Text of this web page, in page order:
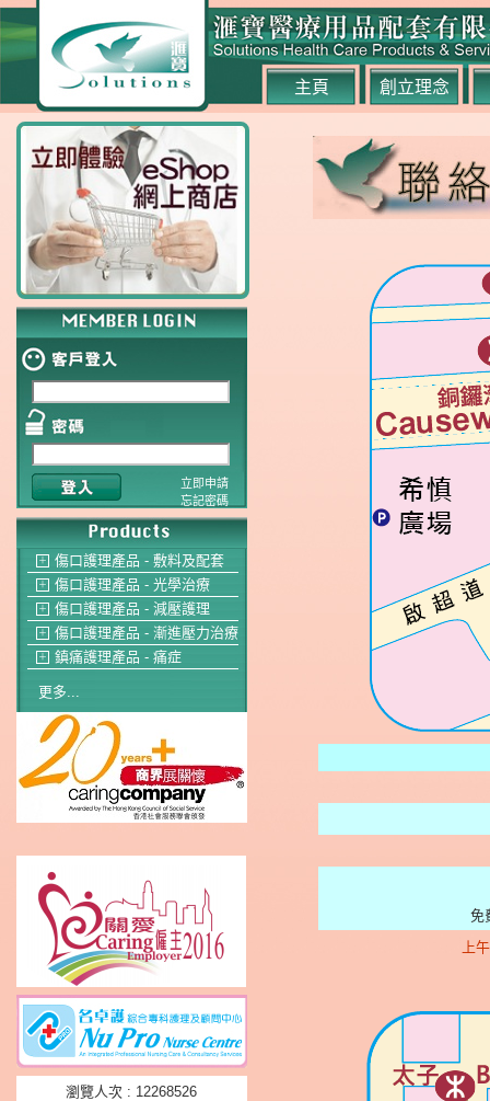
主頁 創立理念
立即申請
忘記密碼
＋ 傷口護理產品 - 敷料及配套
＋ 傷口護理產品 - 光學治療
＋ 傷口護理產品 - 減壓護理
＋ 傷口護理產品 - 漸進壓力治療
＋ 鎮痛護理產品 - 痛症
更多...
瀏覽人次 : 12268526
免
上